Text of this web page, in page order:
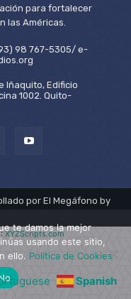
para fortalecer
las Américas.
98 767-5305/ e-
Iñaquito, Edificio
1002. Quito-
por El Megáfono by
Spanish
XYZScripts.com
te damos la mejor
usando este sitio,
ello. Política de Cookies